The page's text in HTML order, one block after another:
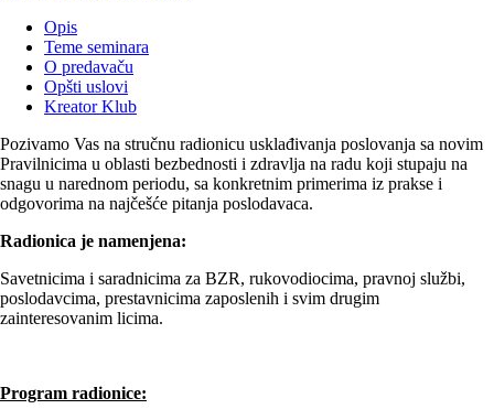
Opis
Teme seminara
O predavaču
Opšti uslovi
Kreator Klub
Pozivamo Vas na stručnu radionicu usklađivanja poslovanja sa novim
Pravilnicima u oblasti bezbednosti i zdravlja na radu koji stupaju na
snagu u narednom periodu, sa konkretnim primerima iz prakse i
odgovorima na najčešće pitanja poslodavaca.
Radionica je namenjena:
Savetnicima i saradnicima za BZR, rukovodiocima, pravnoj službi,
poslodavcima, prestavnicima zaposlenih i svim drugim
zainteresovanim licima.
Program radionice: